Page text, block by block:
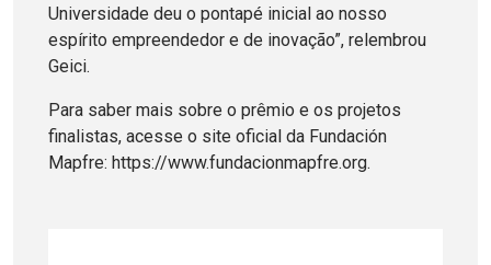
Universidade deu o pontapé inicial ao nosso
espírito empreendedor e de inovação”, relembrou
Geici.
Para saber mais sobre o prêmio e os projetos
finalistas, acesse o site oficial da Fundación
Mapfre: https://www.fundacionmapfre.org.